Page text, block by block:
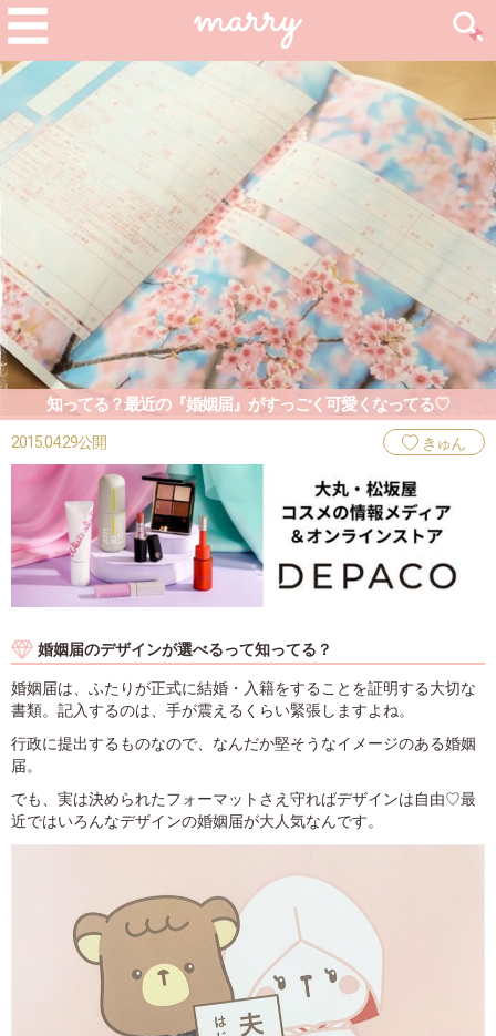
知ってる？最近の『婚姻届』がすっごく可愛くなってる♡
2015.04.29公開 きゅん
婚姻届のデザインが選べるって知ってる？
婚姻届は、ふたりが正式に結婚・入籍をすることを証明する大切な
書類。記入するのは、手が震えるくらい緊張しますよね。
行政に提出するものなので、なんだか堅そうなイメージのある婚姻
届。
でも、実は決められたフォーマットさえ守ればデザインは自由♡最
近ではいろんなデザインの婚姻届が大人気なんです。